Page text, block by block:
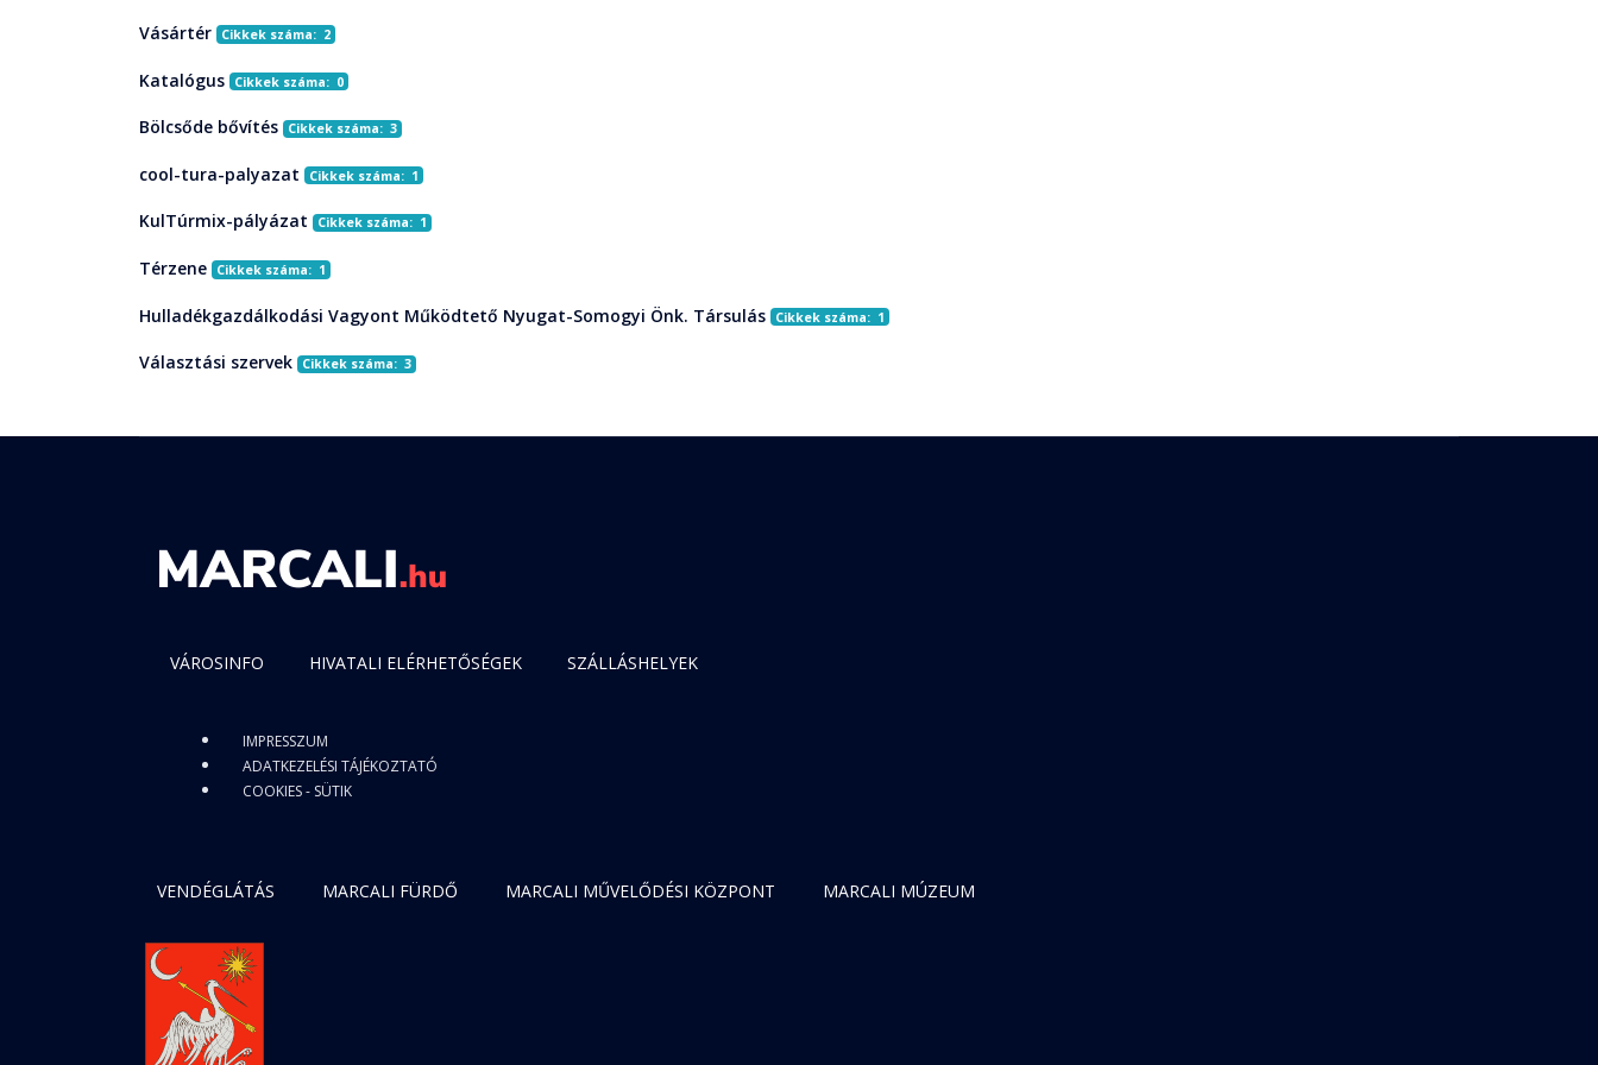
Vásártér Cikkek száma: 2
Katalógus Cikkek száma: 0
Bölcsőde bővítés Cikkek száma: 3
cool-tura-palyazat Cikkek száma: 1
KulTúrmix-pályázat Cikkek száma: 1
Térzene Cikkek száma: 1
Hulladékgazdálkodási Vagyont Működtető Nyugat-Somogyi Önk. Társulás Cikkek száma: 1
Választási szervek Cikkek száma: 3
VÁROSINFO HIVATALI ELÉRHETŐSÉGEK SZÁLLÁSHELYEK
IMPRESSZUM
ADATKEZELÉSI TÁJÉKOZTATÓ
COOKIES - SÜTIK
VENDÉGLÁTÁS MARCALI FÜRDŐ MARCALI MŰVELŐDÉSI KÖZPONT MARCALI MÚZEUM